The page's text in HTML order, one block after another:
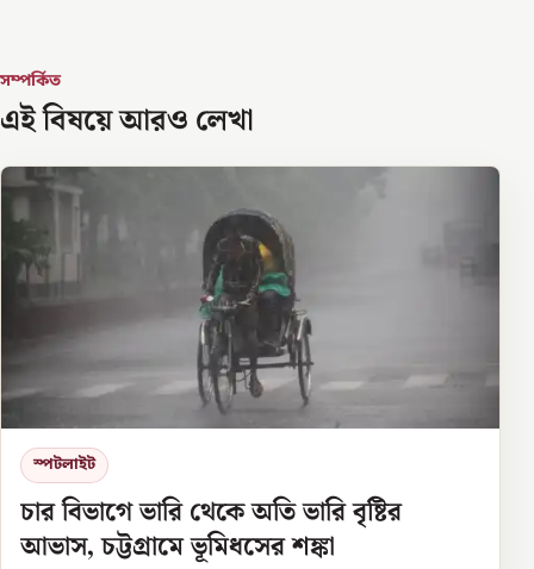
সম্পর্কিত
এই বিষয়ে আরও লেখা
স্পটলাইট
চার বিভাগে ভারি থেকে অতি ভারি বৃষ্টির
আভাস, চট্টগ্রামে ভূমিধসের শঙ্কা